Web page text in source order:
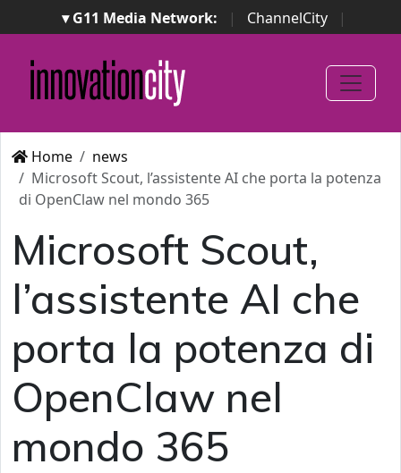
▾ G11 Media Network: | ChannelCity
|
ImpresaCity | SecurityOpenLab | Italian Channel
Awards
Italian Project Awards
Italian Security
Awards
Home
news
Microsoft Scout, l’assistente AI che porta la potenza
di OpenClaw nel mondo 365
Microsoft Scout,
l’assistente AI che
porta la potenza di
OpenClaw nel
mondo 365